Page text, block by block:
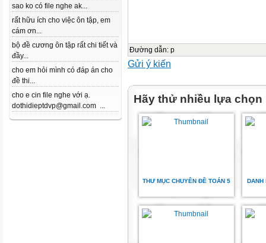
sao ko có file nghe ak...
rất hữu ích cho việc ôn tập, em
cám ơn...
bộ đề cương ôn tập rất chi tiết và
đầy...
cho em hỏi mình có đáp án cho
đề thi...
cho e cin file nghe với ạ.
dothidieptdvp@gmail.com ...
Đường dẫn: p
Gửi ý kiến
Hãy thử nhiều lựa chọn
THƯ MỤC CHUYÊN ĐỀ TOÁN 5 DANH